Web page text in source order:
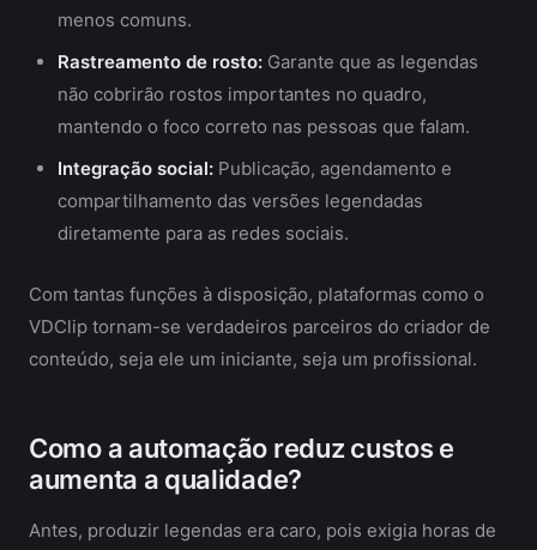
menos comuns.
Rastreamento de rosto: Garante que as legendas
não cobrirão rostos importantes no quadro,
mantendo o foco correto nas pessoas que falam.
Integração social: Publicação, agendamento e
compartilhamento das versões legendadas
diretamente para as redes sociais.
Com tantas funções à disposição, plataformas como o
VDClip tornam-se verdadeiros parceiros do criador de
conteúdo, seja ele um iniciante, seja um profissional.
Como a automação reduz custos e
aumenta a qualidade?
Antes, produzir legendas era caro, pois exigia horas de